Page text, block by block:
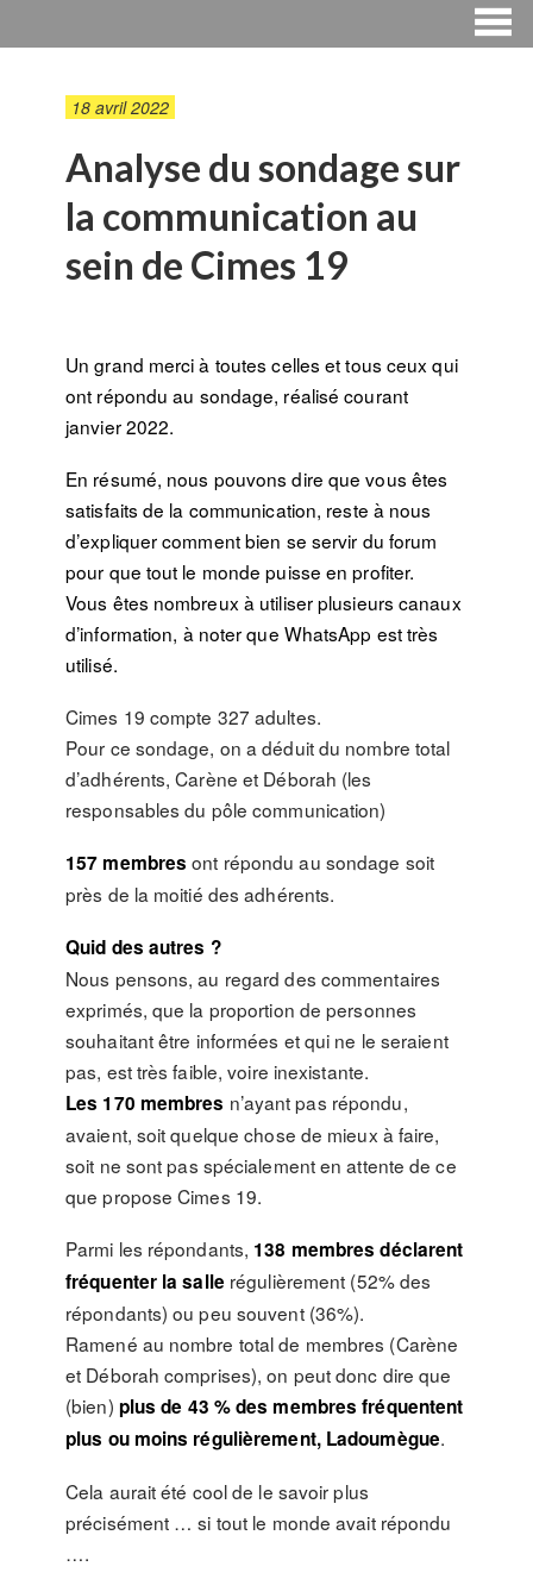
18 avril 2022
Analyse du sondage sur
la communication au
sein de Cimes 19
Un grand merci à toutes celles et tous ceux qui
ont répondu au sondage, réalisé courant
janvier 2022.
En résumé, nous pouvons dire que vous êtes
satisfaits de la communication, reste à nous
d’expliquer comment bien se servir du forum
pour que tout le monde puisse en profiter.
Vous êtes nombreux à utiliser plusieurs canaux
d’information, à noter que WhatsApp est très
utilisé.
Cimes 19 compte 327 adultes.
Pour ce sondage, on a déduit du nombre total
d’adhérents, Carène et Déborah (les
responsables du pôle communication)
157 membres ont répondu au sondage soit
près de la moitié des adhérents.
Quid des autres ?
Nous pensons, au regard des commentaires
exprimés, que la proportion de personnes
souhaitant être informées et qui ne le seraient
pas, est très faible, voire inexistante.
Les 170 membres n’ayant pas répondu,
avaient, soit quelque chose de mieux à faire,
soit ne sont pas spécialement en attente de ce
que propose Cimes 19.
Parmi les répondants, 138 membres déclarent
fréquenter la salle régulièrement (52% des
répondants) ou peu souvent (36%).
Ramené au nombre total de membres (Carène
et Déborah comprises), on peut donc dire que
(bien) plus de 43 % des membres fréquentent
plus ou moins régulièrement, Ladoumègue.
Cela aurait été cool de le savoir plus
précisément … si tout le monde avait répondu
….